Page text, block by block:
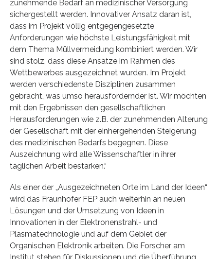
zunehmende Bedarf an medizinischer Versorgung
sichergestellt werden. Innovativer Ansatz daran ist,
dass im Projekt völlig entgegengesetzte
Anforderungen wie höchste Leistungsfähigkeit mit
dem Thema Müllvermeidung kombiniert werden. Wir
sind stolz, dass diese Ansätze im Rahmen des
Wettbewerbes ausgezeichnet wurden. Im Projekt
werden verschiedenste Disziplinen zusammen
gebracht, was umso herausfordernder ist. Wir möchten
mit den Ergebnissen den gesellschaftlichen
Herausforderungen wie z.B. der zunehmenden Alterung
der Gesellschaft mit der einhergehenden Steigerung
des medizinischen Bedarfs begegnen. Diese
Auszeichnung wird alle Wissenschaftler in ihrer
täglichen Arbeit bestärken.“
Als einer der „Ausgezeichneten Orte im Land der Ideen“
wird das Fraunhofer FEP auch weiterhin an neuen
Lösungen und der Umsetzung von Ideen in
Innovationen in der Elektronenstrahl- und
Plasmatechnologie und auf dem Gebiet der
Organischen Elektronik arbeiten. Die Forscher am
Institut stehen für Diskussionen und die Überführung